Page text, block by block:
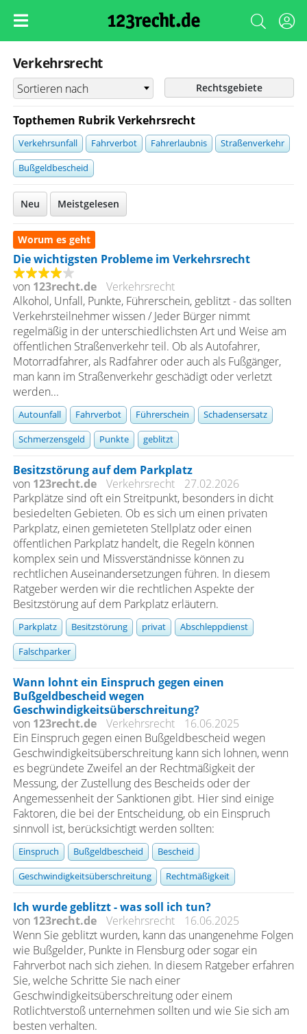
Verkehrsrecht
Rechtsgebiete
Topthemen Rubrik Verkehrsrecht
Verkehrsunfall Fahrverbot Fahrerlaubnis Straßenverkehr
Bußgeldbescheid
Neu Meistgelesen
Worum es geht
Die wichtigsten Probleme im Verkehrsrecht
von 123recht.de
Verkehrsrecht
Alkohol, Unfall, Punkte, Führerschein, geblitzt - das sollten
Verkehrsteilnehmer wissen / Jeder Bürger nimmt
regelmäßig in der unterschiedlichsten Art und Weise am
öffentlichen Straßenverkehr teil. Ob als Autofahrer,
Motorradfahrer, als Radfahrer oder auch als Fußgänger,
man kann im Straßenverkehr geschädigt oder verletzt
werden...
Autounfall Fahrverbot Führerschein Schadensersatz
Schmerzensgeld Punkte geblitzt
Besitzstörung auf dem Parkplatz
von 123recht.de Verkehrsrecht
27.02.2026
Parkplätze sind oft ein Streitpunkt, besonders in dicht
besiedelten Gebieten. Ob es sich um einen privaten
Parkplatz, einen gemieteten Stellplatz oder einen
öffentlichen Parkplatz handelt, die Regeln können
komplex sein und Missverständnisse können zu
rechtlichen Auseinandersetzungen führen. In diesem
Ratgeber werden wir die rechtlichen Aspekte der
Besitzstörung auf dem Parkplatz erläutern.
Parkplatz Besitzstörung privat Abschleppdienst
Falschparker
Wann lohnt ein Einspruch gegen einen
Bußgeldbescheid wegen
Geschwindigkeitsüberschreitung?
von 123recht.de Verkehrsrecht
16.06.2025
Ein Einspruch gegen einen Bußgeldbescheid wegen
Geschwindigkeitsüberschreitung kann sich lohnen, wenn
es begründete Zweifel an der Rechtmäßigkeit der
Messung, der Zustellung des Bescheids oder der
Angemessenheit der Sanktionen gibt. Hier sind einige
Faktoren, die bei der Entscheidung, ob ein Einspruch
sinnvoll ist, berücksichtigt werden sollten:
Einspruch Bußgeldbescheid Bescheid
Geschwindigkeitsüberschreitung Rechtmäßigkeit
Ich wurde geblitzt - was soll ich tun?
von 123recht.de Verkehrsrecht
16.06.2025
Wenn Sie geblitzt wurden, kann das unangenehme Folgen
wie Bußgelder, Punkte in Flensburg oder sogar ein
Fahrverbot nach sich ziehen. In diesem Ratgeber erfahren
Sie, welche Schritte Sie nach einer
Geschwindigkeitsüberschreitung oder einem
Rotlichtverstoß unternehmen sollten und wie Sie sich am
besten verhalten.